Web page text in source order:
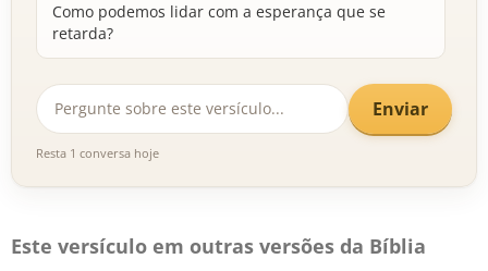
Como podemos lidar com a esperança que se
retarda?
Enviar
Resta 1 conversa hoje
Este versículo em outras versões da Bíblia